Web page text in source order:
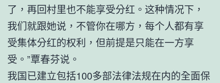
了，再回村里也不能享受分红。这种情况下，
我们就跟她说，不管你在哪方，每个人都有享
受集体分红的权利，但前提是只能在一方享
受。”覃春芬说。
我国已建立包括100多部法律法规在内的全面保